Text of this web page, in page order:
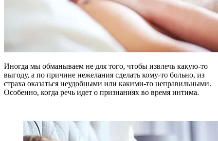
Иногда мы обманываем не для того, чтобы извлечь какую-то
выгоду, а по причине нежелания сделать кому-то больно, из
страха оказаться неудобными или какими-то неправильными.
Особенно, когда речь идет о признаниях во время интима.